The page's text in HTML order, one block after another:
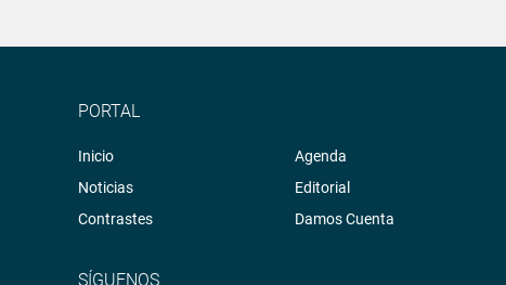
PORTAL
Inicio
Noticias
Contrastes
Agenda
Editorial
Damos Cuenta
SÍGUENOS